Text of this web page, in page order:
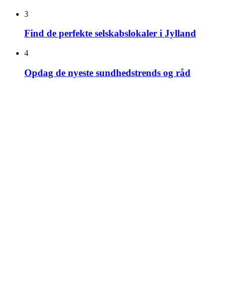
3
Find de perfekte selskabslokaler i Jylland
4
Opdag de nyeste sundhedstrends og råd